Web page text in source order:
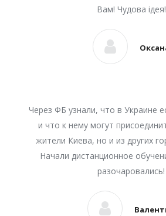
Вам! Чудова ідея!
Через ФБ узнали, что в Украине
и что к нему могут
жители Киева, но и из других
Начали дистанционное
разочаровались!